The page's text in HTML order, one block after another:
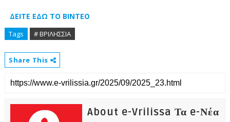
ΔΕΙΤΕ ΕΔΩ ΤΟ ΒΙΝΤΕΟ
Tags # ΒΡΙΛΗΣΣΙΑ
Share This
About e-Vrilissa Τα e-Νέα